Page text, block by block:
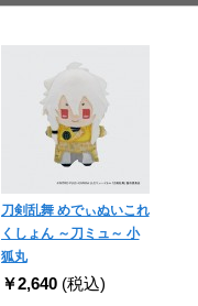
刀剣乱舞 めでぃぬいこれ
くしょん ～刀ミュ～ 小
狐丸
￥2,640 (税込)